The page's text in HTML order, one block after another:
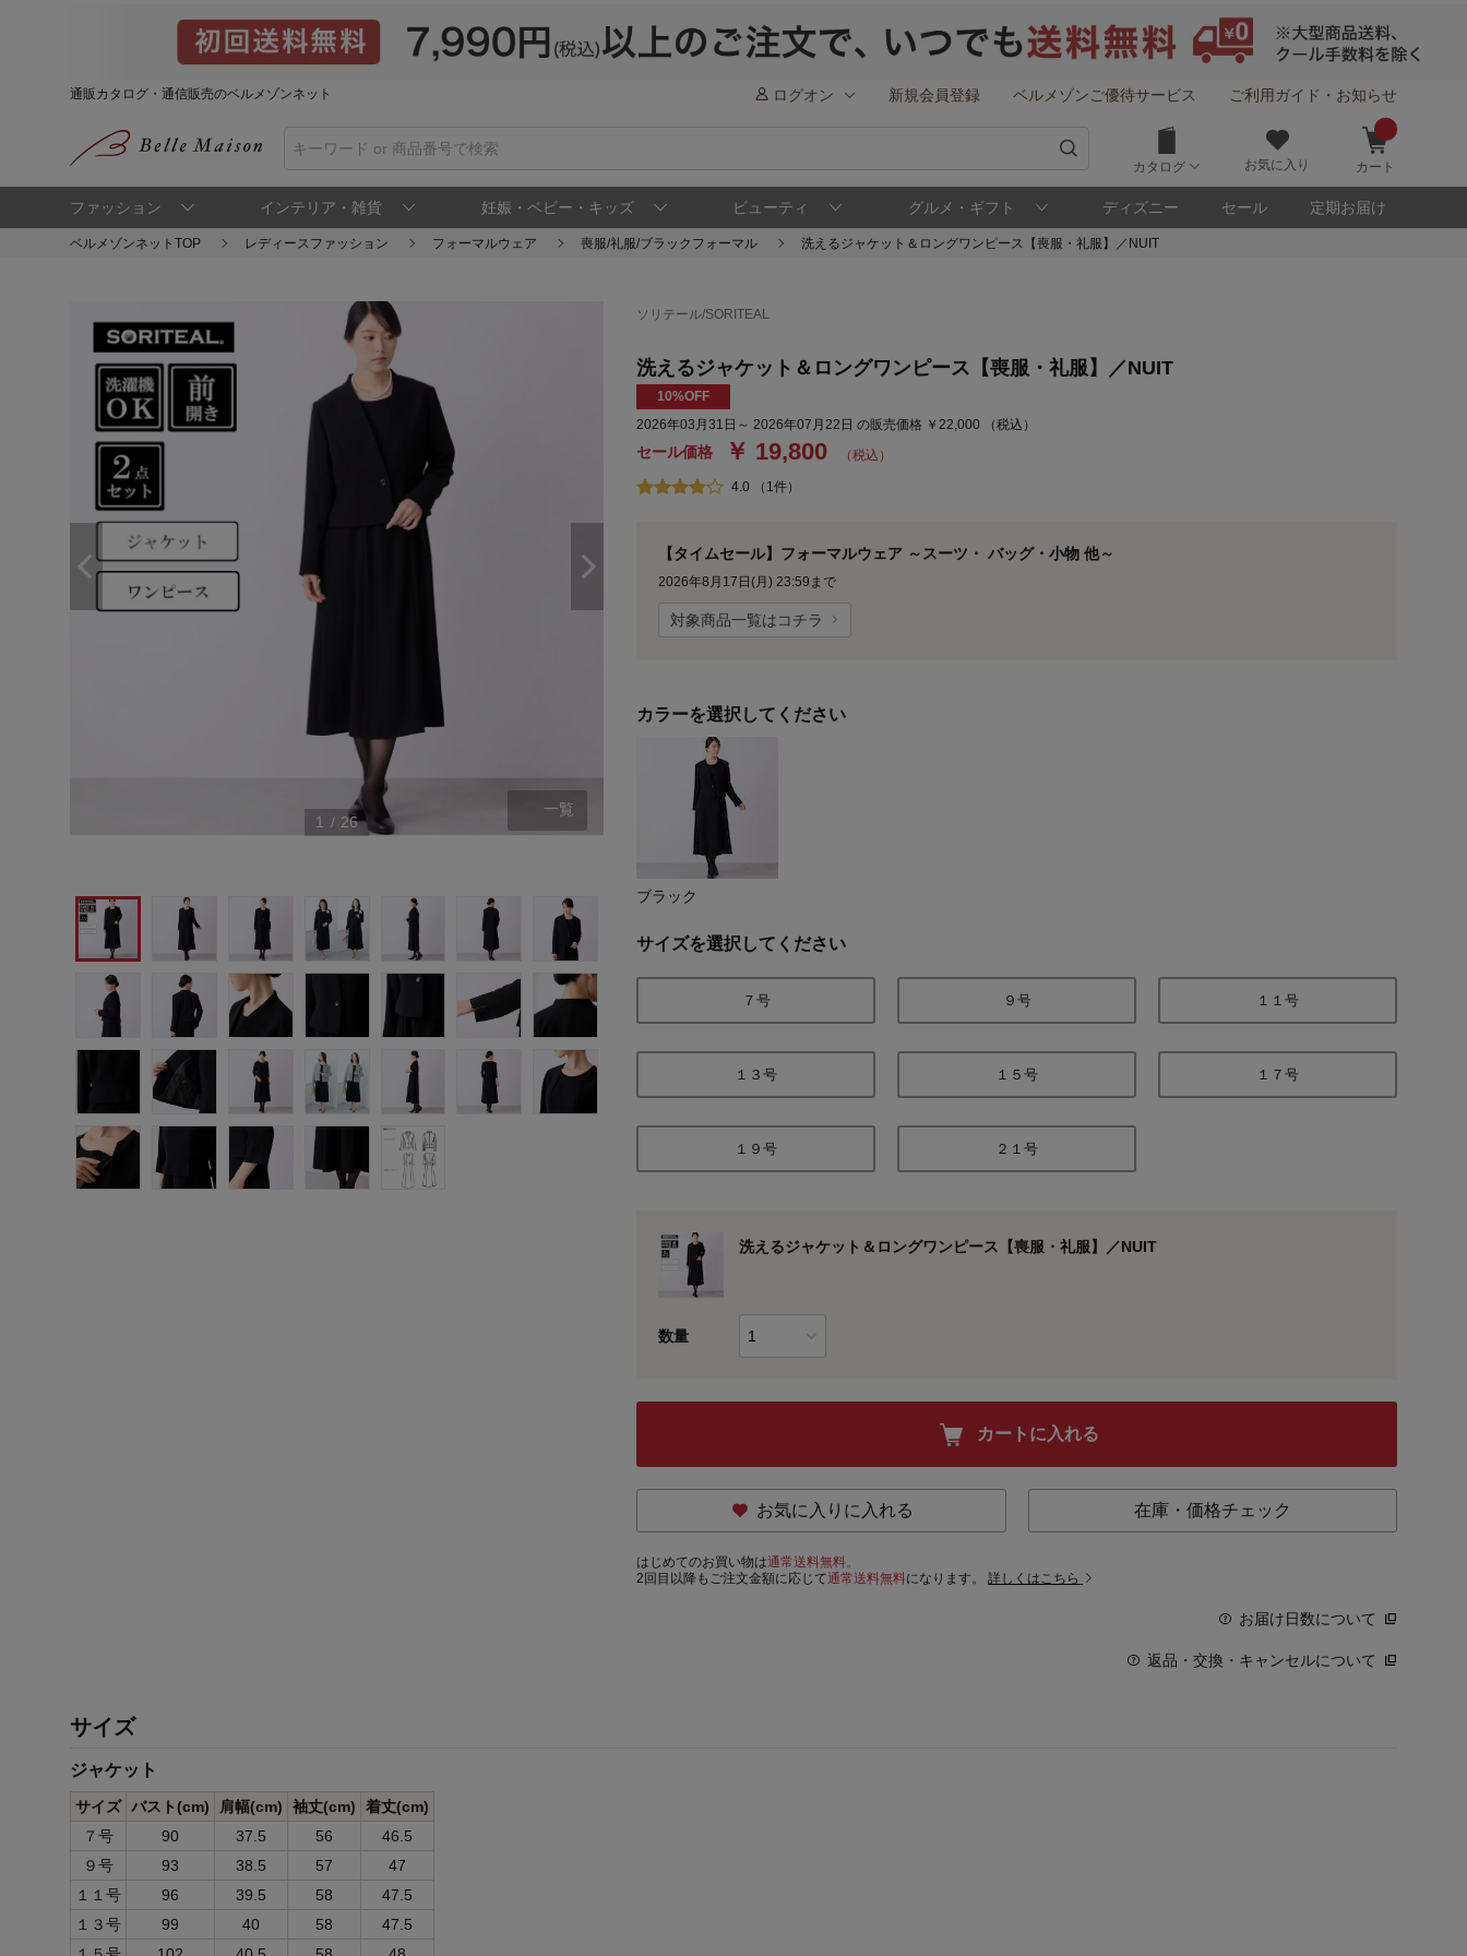
通販カタログ・通信販売のベルメゾンネット ログオン 新規会員登録 ベルメゾンご優待サービス ご利用ガイド・お知らせ
カタログ お気に入り カート
ファッション インテリア・雑貨 妊娠・ベビー・キッズ ビューティ グルメ・ギフト ディズニー セール 定期お届け
ベルメゾンネットTOP レディースファッション フォーマルウェア 喪服/礼服/ブラックフォーマル 洗えるジャケット＆ロングワンピース【喪服・礼服】／NUIT
1 / 26
一覧
ソリテール/SORITEAL
洗えるジャケット＆ロングワンピース【喪服・礼服】／NUIT
10%OFF
2026年03月31日～ 2026年07月22日 の販売価格 ￥22,000 （税込）
セール価格 ￥ 19,800 （税込）
4.0 （1件）
【タイムセール】フォーマルウェア ～スーツ・ バッグ・小物 他～
2026年8月17日(月) 23:59まで
対象商品一覧はコチラ
カラーを選択してください
ブラック
サイズを選択してください
７号 ９号 １１号
１３号 １５号 １７号
１９号 ２１号
洗えるジャケット＆ロングワンピース【喪服・礼服】／NUIT
数量
カートに入れる
お気に入りに入れる 在庫・価格チェック
はじめてのお買い物は通常送料無料。
2回目以降もご注文金額に応じて通常送料無料になります。詳しくはこちら
お届け日数について
返品・交換・キャンセルについて
サイズ
ジャケット
サイズ バスト(cm) 肩幅(cm) 袖丈(cm)
着丈(cm)
７号
90 37.5 56
46.5
９号
93 38.5 57
47
１１号
96 39.5 58
47.5
１３号
99 40 58
47.5